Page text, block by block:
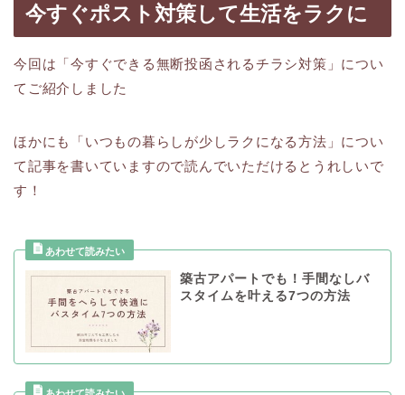
今すぐポスト対策して生活をラクに
今回は「今すぐできる無断投函されるチラシ対策」につい
てご紹介しました
ほかにも「いつもの暮らしが少しラクになる方法」につい
て記事を書いていますので読んでいただけるとうれしいで
す！
築古アパートでも！手間なしバ
スタイムを叶える7つの方法